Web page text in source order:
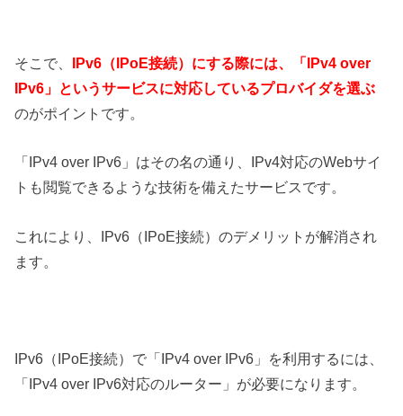
そこで、 IPv6（IPoE接続）にする際には、「IPv4 over
IPv6」というサービスに対応しているプロバイダを選ぶ
のがポイントです。
「IPv4 over IPv6」はその名の通り、IPv4対応のWebサイ
トも閲覧できるような技術を備えたサービスです。
これにより、IPv6（IPoE接続）のデメリットが解消され
ます。
IPv6（IPoE接続）で「IPv4 over IPv6」を利用するには、
「IPv4 over IPv6対応のルーター」が必要になります。